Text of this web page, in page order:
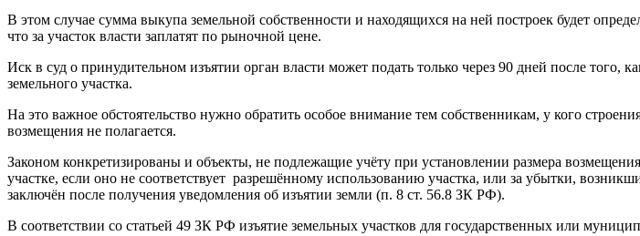
В этом случае сумма выкупа земельной собственности и находящихся на ней построек будет
что за участок власти заплатят по рыночной цене.
Иск в суд о принудительном изъятии орган власти может подать только через 90 дней после того,
земельного участка.
На это важное обстоятельство нужно обратить особое внимание тем собственникам, у кого
возмещения не полагается.
Законом конкретизированы и объекты, не подлежащие учёту при установлении размера
участке, если оно не соответствует разрешённому использованию участка, или за убытки,
заключён после получения уведомления об изъятии земли (п. 8 ст. 56.8 ЗК РФ).
В соответствии со статьей 49 ЗК РФ изъятие земельных участков для государственных или